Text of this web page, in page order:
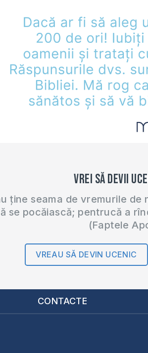
Vrei să devii
ține seama de vremurile
se pocăiască; pentrucă a
(Faptele
VREAU SĂ DEVIN UCENIC
CONTACTE